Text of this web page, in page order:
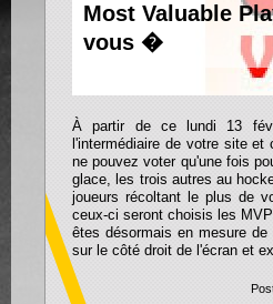
Most Valuable
vous �
À partir de ce lundi 13
l'intermédiaire de votre site
ne pouvez voter qu'une fois
glace, les trois autres au
joueurs récoltant le plus de
ceux-ci seront choisis les
êtes désormais en mesure
sur le côté droit de